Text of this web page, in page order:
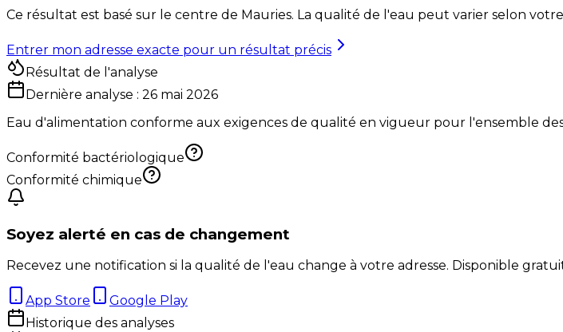
Ce résultat est basé sur le centre de Mauries. La qualité de l'eau peut varier selon
Entrer mon adresse exacte pour un résultat précis
Résultat de l'analyse
Dernière analyse : 26 mai 2026
Eau d'alimentation conforme aux exigences de qualité en vigueur pour l'ensemble
Conformité bactériologique
Conformité chimique
Soyez alerté en cas de changement
Recevez une notification si la qualité de l'eau change à votre adresse. Disponible
App Store
Google Play
Historique des analyses